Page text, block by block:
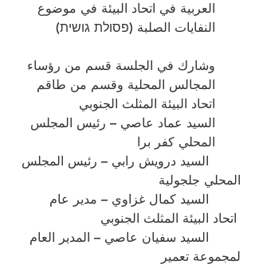
العربية في اتحاد البيئة في موضوع
النفايات الصلبة (פסולת גושית)
وشارك في الجلسة قسم من رؤساء
المجالس المحلية وقسم من طاقم
اتحاد البيئة المثلث الجنوبي
السيد عماد عاصي – رئيس المجلس
المحلي كفر برا
	السيد درويش رابي – رئيس المجلس
المحلي جلجولية
	السيد كمال غزاوي – مدير عام
اتحاد البيئة المثلث الجنوبي
	السيد سفيان عاصي – المدير العام
لمجموعة تعمير